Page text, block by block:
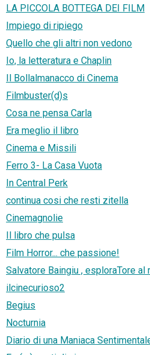
LA PICCOLA BOTTEGA DEI FILM
Impiego di ripiego
Quello che gli altri non vedono
Io, la letteratura e Chaplin
Il Bollalmanacco di Cinema
Filmbuster(d)s
Cosa ne pensa Carla
Era meglio il libro
Cinema e Missili
Ferro 3- La Casa Vuota
In Central Perk
continua cosi che resti zitella
Cinemagnolie
Il libro che pulsa
Film Horror... che passione!
Salvatore Baingiu , esploraTore al
ilcinecurioso2
Begius
Nocturnia
Diario di una Maniaca